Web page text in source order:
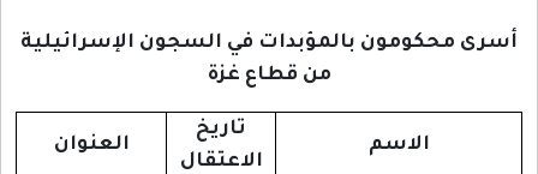
أسرى محكومون بالمؤبدات في السجون الإسرائيلية
من قطاع غزة
الاسم
تاريخ
الاعتقال
العنوان